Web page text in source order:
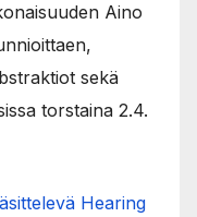
Aino
sekä
torstaina 2.4.
Hearing